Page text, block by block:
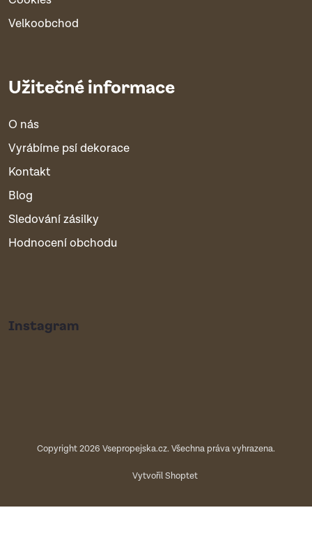
Velkoobchod
Užitečné informace
O nás
Vyrábíme psí dekorace
Kontakt
Blog
Sledování zásilky
Hodnocení obchodu
Instagram
Vytvořil Shoptet
Copyright 2026 Vsepropejska.cz. Všechna práva vyhrazena.